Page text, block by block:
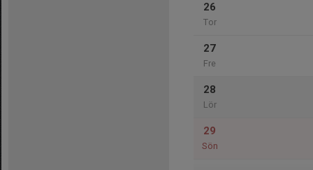
26
Tor
27
Fre
28
Lör
29
Sön